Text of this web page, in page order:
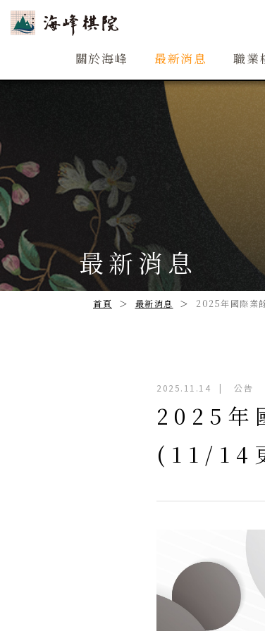
關於海峰 最新消息 職業
關
最新消息
首頁 最新消息 2025年國際業
2025.11.14 | 公告
2025年
(11/14